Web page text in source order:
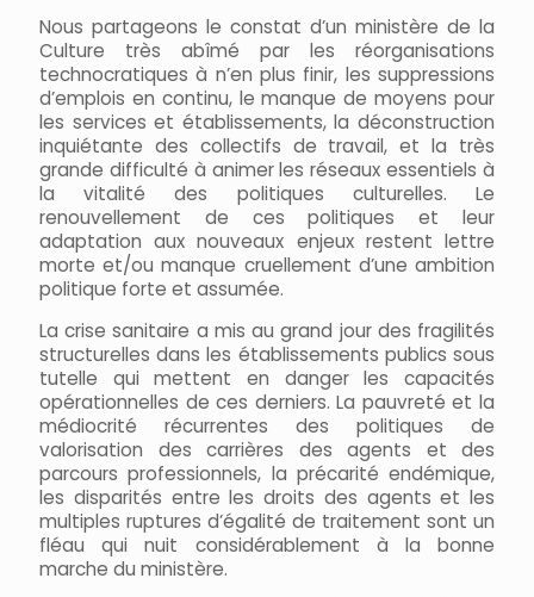
Nous partageons le constat d’un ministère de la
Culture très abîmé par les réorganisations
technocratiques à n’en plus finir, les suppressions
d’emplois en continu, le manque de moyens pour
les services et établissements, la déconstruction
inquiétante des collectifs de travail, et la très
grande difficulté à animer les réseaux essentiels à
la vitalité des politiques culturelles. Le
renouvellement de ces politiques et leur
adaptation aux nouveaux enjeux restent lettre
morte et/ou manque cruellement d’une ambition
politique forte et assumée.
La crise sanitaire a mis au grand jour des fragilités
structurelles dans les établissements publics sous
tutelle qui mettent en danger les capacités
opérationnelles de ces derniers. La pauvreté et la
médiocrité récurrentes des politiques de
valorisation des carrières des agents et des
parcours professionnels, la précarité endémique,
les disparités entre les droits des agents et les
multiples ruptures d’égalité de traitement sont un
fléau qui nuit considérablement à la bonne
marche du ministère.